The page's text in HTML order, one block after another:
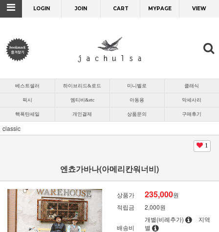
LOGIN JOIN CART MYPAGE VIEW
베스트셀러 하이브리드&로드 미니벨로 클래식
픽시 엠티비&etc 아동용 악세사리
핵폭탄세일 개인결제 상품문의 구매후기
classic
1
엔쵸가바나(아메리칸워너비)
상품가 235,000원
적립금
2,000원
배송비
개별(비례추가)
지역
별